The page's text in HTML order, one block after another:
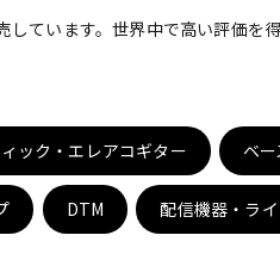
アンプ
配信/ライブ
機器
ています。世界中で高い評価を
ック・エレアコギター ベー
DTM 配信機器・ラ